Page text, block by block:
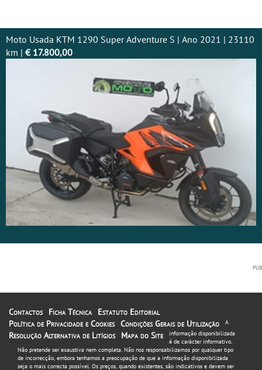
Moto Usada KTM 1290 Super Adventure S | Ano 2021 | 23110
km | € 17.800,00
Contactos Ficha Técnica
Estatuto Editorial
Política de Privacidade e Cookies Condições Gerais de Utilização
Resolução Alternativa de Litígios
Mapa do Site
A
informação disponibilizada
é de carácter informativo.
Não pretende ser exaustiva nem completa. Não nos responsabilizamos por qualquer tipo
de incorrecção, embora tenhamos a preocupação de que a informação disponibilizada
seja o mais correcta possível. Os preços, quando existentes, são indicativos e devem ser